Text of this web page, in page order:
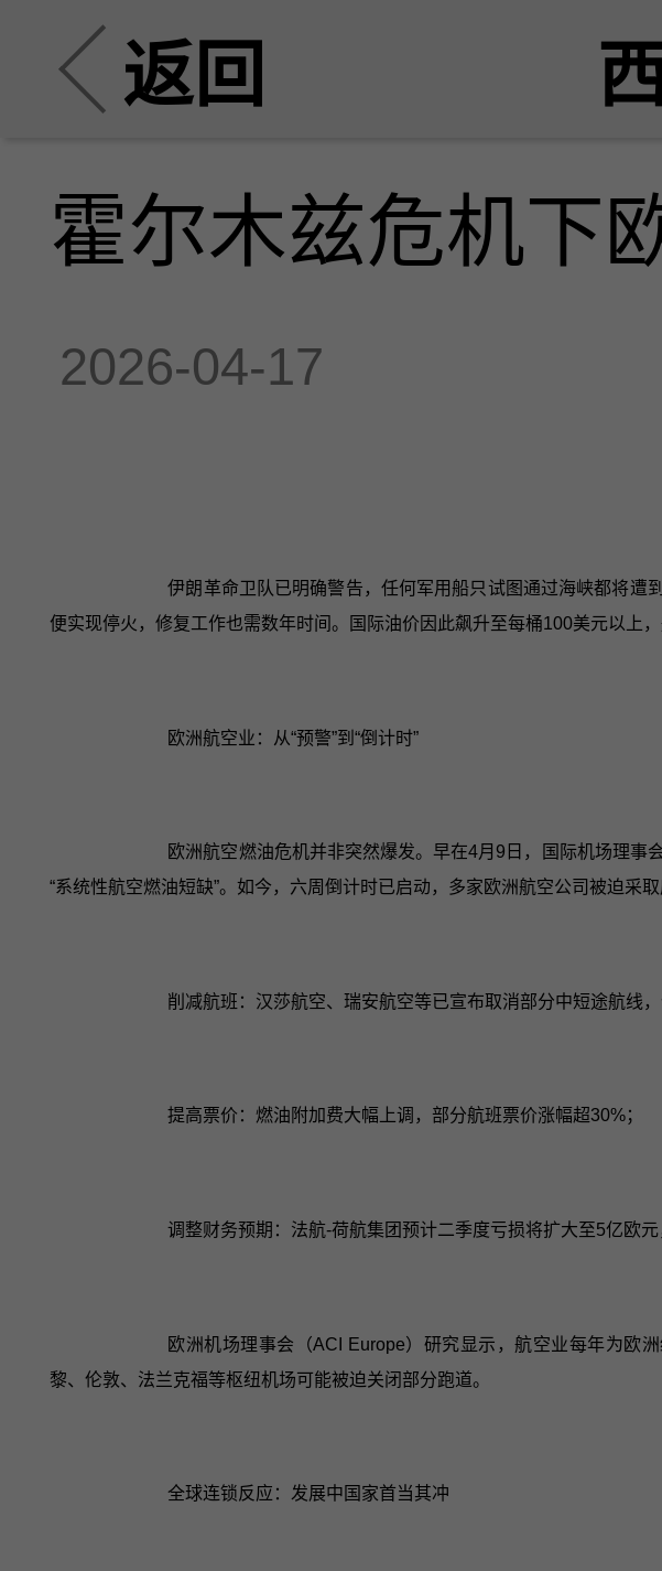
返回
霍尔木兹危机下
2026-04-17
伊朗革命卫队已明确警告，任何军用船只试图通过海峡都将遭
便实现停火，修复工作也需数年时间。国际油价因此飙升至每桶100美元以上
欧洲航空业：从“预警”到“倒计时”
欧洲航空燃油危机并非突然爆发。早在4月9日，国际机场理事
“系统性航空燃油短缺”。如今，六周倒计时已启动，多家欧洲航空公司被迫采取
削减航班：汉莎航空、瑞安航空等已宣布取消部分中短途航线
提高票价：燃油附加费大幅上调，部分航班票价涨幅超30%；
调整财务预期：法航-荷航集团预计二季度亏损将扩大至5亿欧
欧洲机场理事会（ACI Europe）研究显示，航空业每年为欧
黎、伦敦、法兰克福等枢纽机场可能被迫关闭部分跑道。
全球连锁反应：发展中国家首当其冲